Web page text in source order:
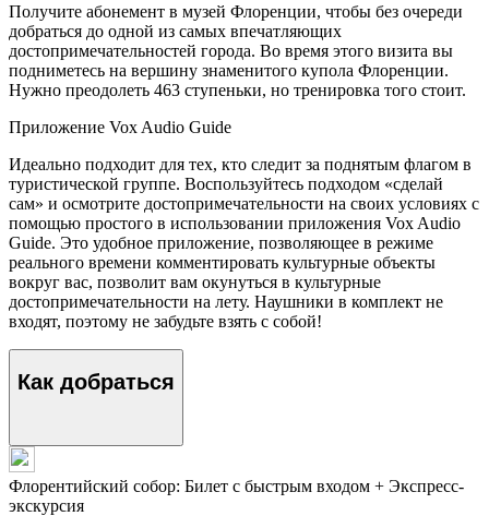
Получите абонемент в музей Флоренции, чтобы без очереди
добраться до одной из самых впечатляющих
достопримечательностей города. Во время этого визита вы
подниметесь на вершину знаменитого купола Флоренции.
Нужно преодолеть 463 ступеньки, но тренировка того стоит.
Приложение Vox Audio Guide
Идеально подходит для тех, кто следит за поднятым флагом в
туристической группе. Воспользуйтесь подходом «сделай
сам» и осмотрите достопримечательности на своих условиях с
помощью простого в использовании приложения Vox Audio
Guide. Это удобное приложение, позволяющее в режиме
реального времени комментировать культурные объекты
вокруг вас, позволит вам окунуться в культурные
достопримечательности на лету. Наушники в комплект не
входят, поэтому не забудьте взять с собой!
Как добраться
Флорентийский собор: Билет с быстрым входом + Экспресс-
экскурсия